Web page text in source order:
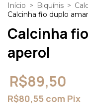
Início > Biquínis >
Calcinha fio duplo
Calcinha
aperol
R$89,50
R$80,55 com Pix